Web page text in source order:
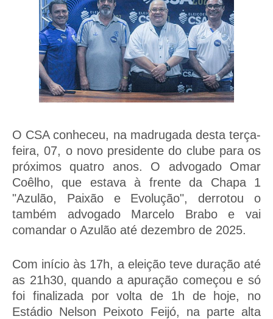
O CSA conheceu, na madrugada desta terça-
feira, 07, o novo presidente do clube para os
próximos quatro anos. O advogado Omar
Coêlho, que estava à frente da Chapa 1
"Azulão, Paixão e Evolução", derrotou o
também advogado Marcelo Brabo e vai
comandar o Azulão até dezembro de 2025.
Com início às 17h, a eleição teve duração até
as 21h30, quando a apuração começou e só
foi finalizada por volta de 1h de hoje, no
Estádio Nelson Peixoto Feijó, na parte alta